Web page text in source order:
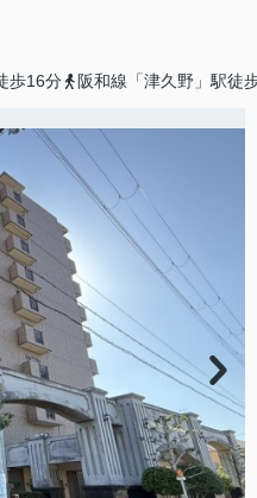
歩16分 阪和線「津久野」駅徒